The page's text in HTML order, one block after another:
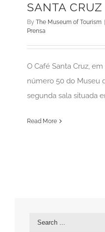
SANTA
By The Museum of Tourism |
Prensa
O Café Santa Cruz,
número 50 do Museu
segunda sala situada
Read More
Search